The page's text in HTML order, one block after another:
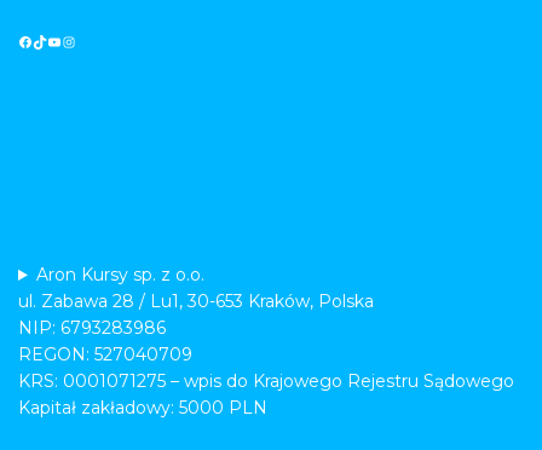
Aron Kursy sp. z o.o.
ul. Zabawa 28 / Lu1, 30-653 Kraków, Polska
NIP: 6793283986
REGON: 527040709
KRS: 0001071275 – wpis do Krajowego Rejestru Sądowego
Kapitał zakładowy: 5000 PLN